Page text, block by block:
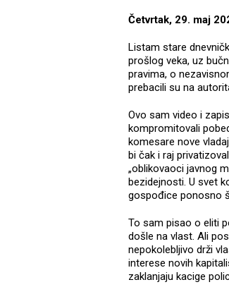
Četvrtak, 29. maj
Listam stare
prošlog veka, uz
pravima, o
prebacili su na
Ovo sam video i
kompromitovali
komesare nove
bi čak i raj
„oblikovaoci javnog
bezidejnosti. U svet
gospođice ponosno
To sam pisao o eliti
došle na vlast. Ali
nepokolebljivo drži
interese novih
zaklanjaju kacige